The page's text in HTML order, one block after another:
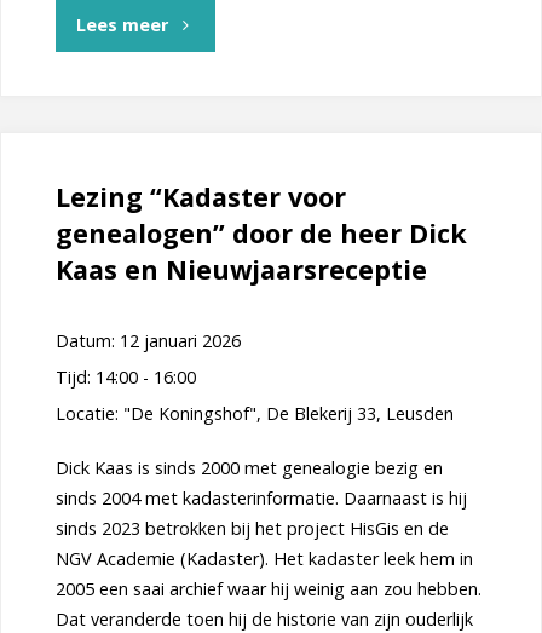
Lees meer"“Hoe
heeft
geraapt”
door
de
Martin
Berendse"
Lezing “Kadaster voor
genealogen” door de heer Dick
Kaas en Nieuwjaarsreceptie
Datum: 12 januari 2026
Tijd: 14:00 - 16:00
Locatie: "De Koningshof", De Blekerij 33, Leusden
Dick Kaas is sinds 2000 met genealogie bezig en
sinds 2004 met kadasterinformatie. Daarnaast is hij
sinds 2023 betrokken bij het project HisGis en de
NGV Academie (Kadaster). Het kadaster leek hem in
2005 een saai archief waar hij weinig aan zou hebben.
Dat veranderde toen hij de historie van zijn ouderlijk